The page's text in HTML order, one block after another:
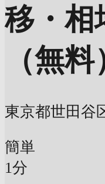
移・相
（無料
東京都世田谷
簡単
1分